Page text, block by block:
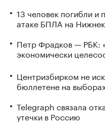
13 человек погибли и
атаке БПЛА на
Петр Фрадков — РБК:
экономически
Центризбирком не
бюллетене на
Telegraph связала
утечки в Россию